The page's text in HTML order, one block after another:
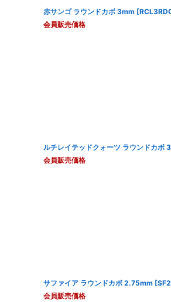
赤サンゴ ラウンドカボ 3mm [
会員販売価格
ルチレイテッドクォーツ ラウンドカボ
会員販売価格
サファイア ラウンドカボ 2.75mm [
会員販売価格